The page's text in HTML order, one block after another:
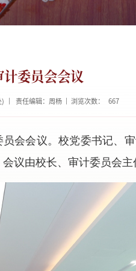
委员会会议
) 责任编辑：周杨 浏览次数： 667
员会会议。校党委书记、
议由校长、审计委员会主